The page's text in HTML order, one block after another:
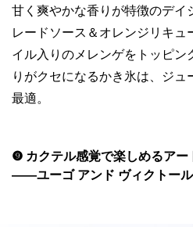
甘く爽やかな香りが特徴のデイ
レードソース＆オレンジリキュ
イル入りのメレンゲをトッピン
りがクセになるかき氷は、ジュ
最適。
❾ カクテル感覚で楽しめるアー
——ユーゴ アンド ヴィクトール